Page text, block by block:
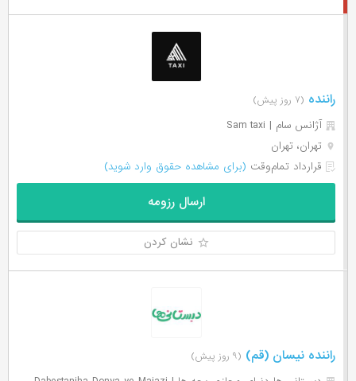
راننده (۷ روز پیش)
آژانس سام | Sam taxi
تهران، تهران
قرارداد تمام‌وقت (برای مشاهده حقوق وارد شوید)
ارسال رزومه
نشان کردن
راننده نیسان (قم) (۹ روز پیش)